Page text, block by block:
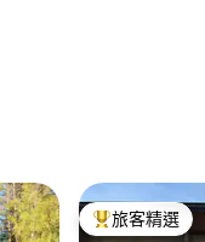
旅客精選榜首
旅客精選